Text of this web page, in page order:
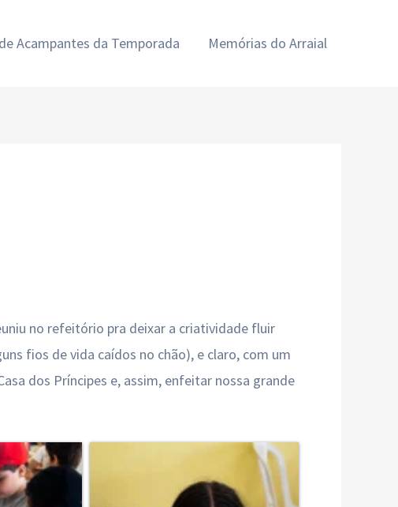
Acampantes da Temporada Memórias do Arraial
no refeitório pra deixar a criatividade fluir
fios de vida caídos no chão), e claro, com um
dos Príncipes e, assim, enfeitar nossa grande